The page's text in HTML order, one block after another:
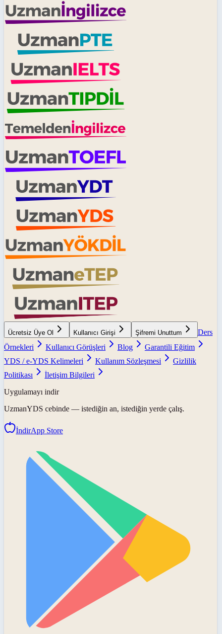
Ücretsiz Üye Ol Kullanıcı Girişi Şifremi Unuttum
Ders
Örnekleri
Kullanıcı Görüşleri Blog
Garantili Eğitim
YDS / e-YDS Kelimeleri
Kullanım Sözleşmesi
Gizlilik
Politikası
İletişim Bilgileri
Uygulamayı indir
UzmanYDS cebinde — istediğin an, istediğin yerde çalış.
İndirApp Store